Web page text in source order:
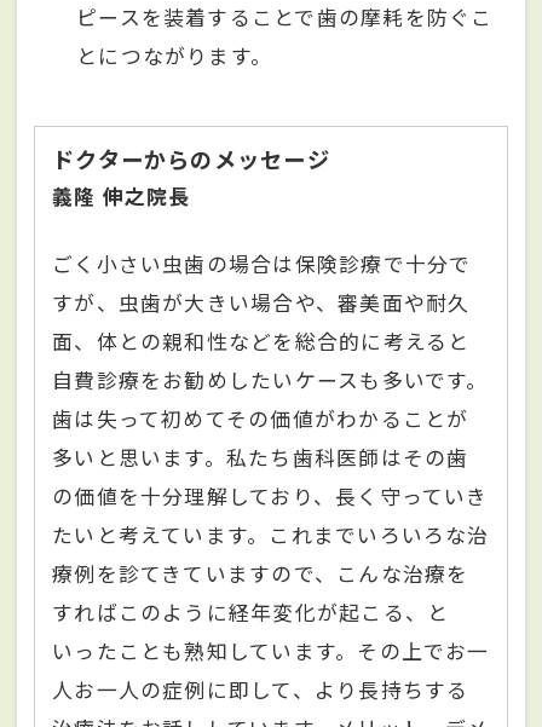
ピースを装着することで歯の摩耗を防ぐこ
とにつながります。
ドクターからのメッセージ
義隆 伸之院長
ごく小さい虫歯の場合は保険診療で十分で
すが、虫歯が大きい場合や、審美面や耐久
面、体との親和性などを総合的に考えると
自費診療をお勧めしたいケースも多いです。
歯は失って初めてその価値がわかることが
多いと思います。私たち歯科医師はその歯
の価値を十分理解しており、長く守っていき
たいと考えています。これまでいろいろな治
療例を診てきていますので、こんな治療を
すればこのように経年変化が起こる、と
いったことも熟知しています。その上でお一
人お一人の症例に即して、より長持ちする